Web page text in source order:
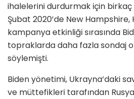
ihalelerini durdurmak için birkaç
Şubat 2020’de New Hampshire,
kampanya etkinliği sırasında
topraklarda daha fazla sondaj
söylemişti.
Biden yönetimi, Ukrayna’daki
ve müttefikleri tarafından